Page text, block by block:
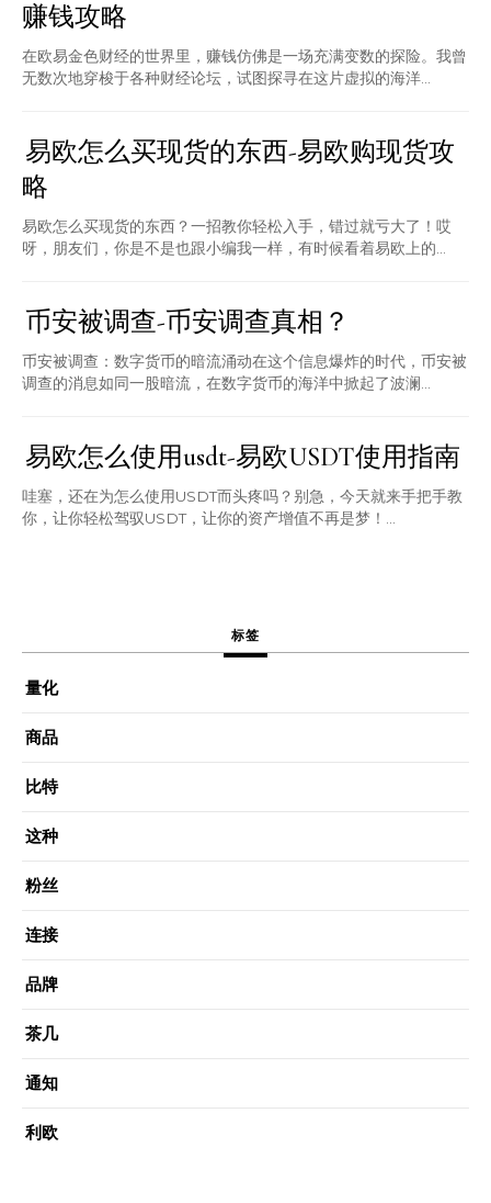
赚钱攻略
在欧易金色财经的世界里，赚钱仿佛是一场充满变数的探险。我曾
无数次地穿梭于各种财经论坛，试图探寻在这片虚拟的海洋...
易欧怎么买现货的东西-易欧购现货攻
略
易欧怎么买现货的东西？一招教你轻松入手，错过就亏大了！哎
呀，朋友们，你是不是也跟小编我一样，有时候看着易欧上的...
币安被调查-币安调查真相？
币安被调查：数字货币的暗流涌动在这个信息爆炸的时代，币安被
调查的消息如同一股暗流，在数字货币的海洋中掀起了波澜...
易欧怎么使用usdt-易欧USDT使用指南
哇塞，还在为怎么使用USDT而头疼吗？别急，今天就来手把手教
你，让你轻松驾驭USDT，让你的资产增值不再是梦！...
标签
量化
商品
比特
这种
粉丝
连接
品牌
茶几
通知
利欧